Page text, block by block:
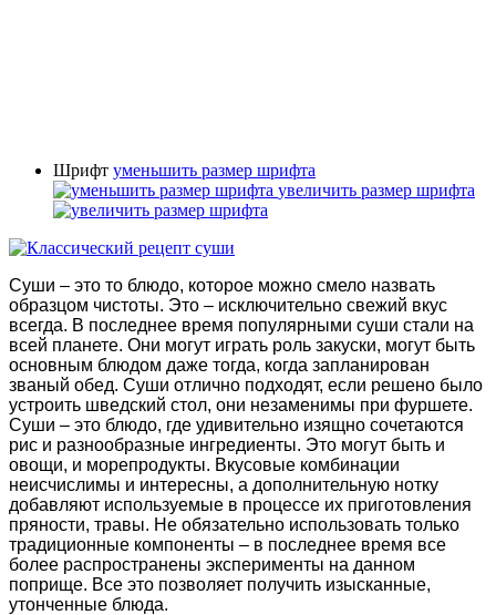
Шрифт уменьшить размер шрифта
увеличить размер шрифта
Суши – это то блюдо, которое можно смело назвать
образцом чистоты. Это – исключительно свежий вкус
всегда. В последнее время популярными суши стали на
всей планете. Они могут играть роль закуски, могут быть
основным блюдом даже тогда, когда запланирован
званый обед. Суши отлично подходят, если решено было
устроить шведский стол, они незаменимы при фуршете.
Суши – это блюдо, где удивительно изящно сочетаются
рис и разнообразные ингредиенты. Это могут быть и
овощи, и морепродукты. Вкусовые комбинации
неисчислимы и интересны, а дополнительную нотку
добавляют используемые в процессе их приготовления
пряности, травы. Не обязательно использовать только
традиционные компоненты – в последнее время все
более распространены эксперименты на данном
поприще. Все это позволяет получить изысканные,
утонченные блюда.